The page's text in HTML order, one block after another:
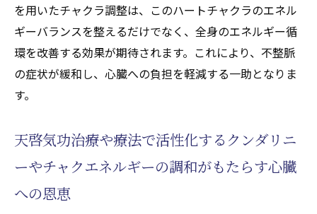
を用いたチャクラ調整は、このハートチャクラのエネル
ギーバランスを整えるだけでなく、全身のエネルギー循
環を改善する効果が期待されます。これにより、不整脈
の症状が緩和し、心臓への負担を軽減する一助となりま
す。
天啓気功治療や療法で活性化するクンダリニ
ーやチャクエネルギーの調和がもたらす心臓
への恩恵